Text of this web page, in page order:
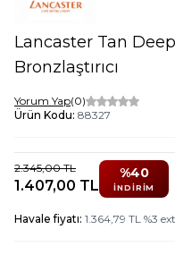
Lancaster Tan
Bronzlaştırıcı
Yorum Yap(0)
Ürün Kodu: 88327
2.345,00TL
1.407,00 TL
%40
İNDIRIM
Havale fiyatı: 1.364,79 TL %3